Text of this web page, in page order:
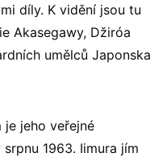
díly. K vidění jsou tu
Akasegawy, Džiróa
umělců Japonska
jeho veřejné
1963. Iimura jím